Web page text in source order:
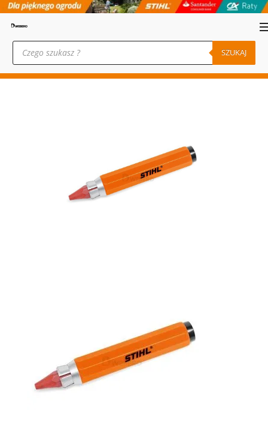
Wyszukiwarka
produktów SZUKAJ